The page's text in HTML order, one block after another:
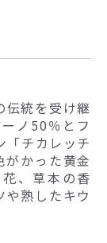
統を受け継
ノ50％とフ
「チカレッチ
がかった黄金
、草本の香
や熟したキウ